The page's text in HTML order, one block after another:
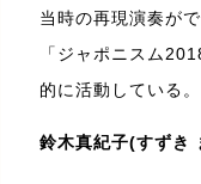
当時の再現演奏が
「ジャポニスム
的に活動している。
鈴木真紀子(すずき